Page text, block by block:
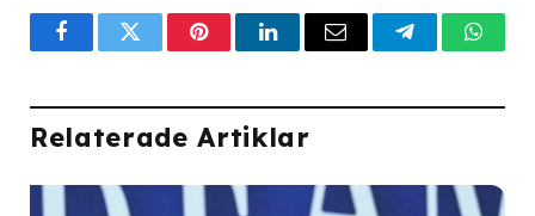
FacebookTwitterPinterestLinkedInEmail Telegram
Relaterade Artiklar